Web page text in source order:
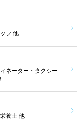
フ 他
ネーター・タクシー
養士 他